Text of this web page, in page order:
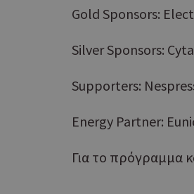
Gold Sponsors:
Silver Sponsors:
Supporters:
Energy Partner:
Για το πρόγραμμα